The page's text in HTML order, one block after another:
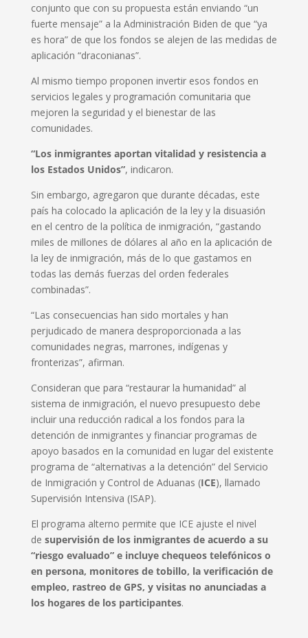
conjunto que con su propuesta están enviando “un
fuerte mensaje” a la Administración Biden de que “ya
es hora” de que los fondos se alejen de las medidas de
aplicación “draconianas”.
Al mismo tiempo proponen invertir esos fondos en
servicios legales y programación comunitaria que
mejoren la seguridad y el bienestar de las
comunidades.
“Los inmigrantes aportan vitalidad y resistencia a
los Estados Unidos”, indicaron.
Sin embargo, agregaron que durante décadas, este
país ha colocado la aplicación de la ley y la disuasión
en el centro de la política de inmigración, “gastando
miles de millones de dólares al año en la aplicación de
la ley de inmigración, más de lo que gastamos en
todas las demás fuerzas del orden federales
combinadas”.
“Las consecuencias han sido mortales y han
perjudicado de manera desproporcionada a las
comunidades negras, marrones, indígenas y
fronterizas”, afirman.
Consideran que para “restaurar la humanidad” al
sistema de inmigración, el nuevo presupuesto debe
incluir una reducción radical a los fondos para la
detención de inmigrantes y financiar programas de
apoyo basados en la comunidad en lugar del existente
programa de “alternativas a la detención” del Servicio
de Inmigración y Control de Aduanas (ICE), llamado
Supervisión Intensiva (ISAP).
El programa alterno permite que ICE ajuste el nivel
de supervisión de los inmigrantes de acuerdo a su
“riesgo evaluado” e incluye chequeos telefónicos o
en persona, monitores de tobillo, la verificación de
empleo, rastreo de GPS, y visitas no anunciadas a
los hogares de los participantes.